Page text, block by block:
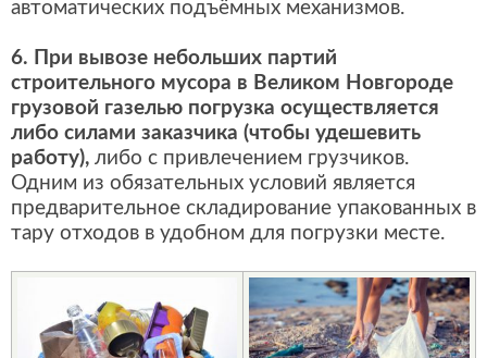
автоматических подъёмных механизмов.
6. При вывозе небольших партий
строительного мусора в Великом Новгороде
грузовой газелью погрузка осуществляется
либо силами заказчика (чтобы удешевить
работу), либо с привлечением грузчиков.
Одним из обязательных условий является
предварительное складирование упакованных в
тару отходов в удобном для погрузки месте.